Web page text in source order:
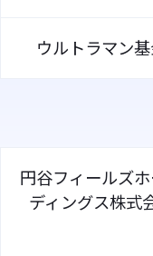
ウルトラマン
円谷フィールズ
ディングス株式